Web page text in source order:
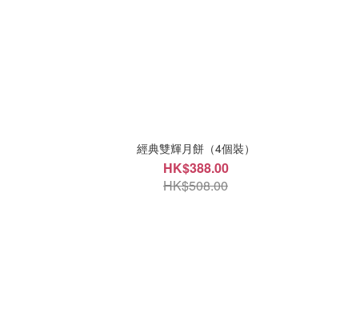
經典雙輝月餅（4個裝）
HK$388.00
HK$508.00